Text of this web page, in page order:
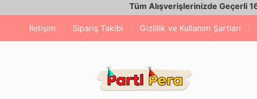
Tüm Alışverişlerinizde Geçerli 1600
İletişim Sipariş Takibi Gizlilik ve Kullanım Şartları